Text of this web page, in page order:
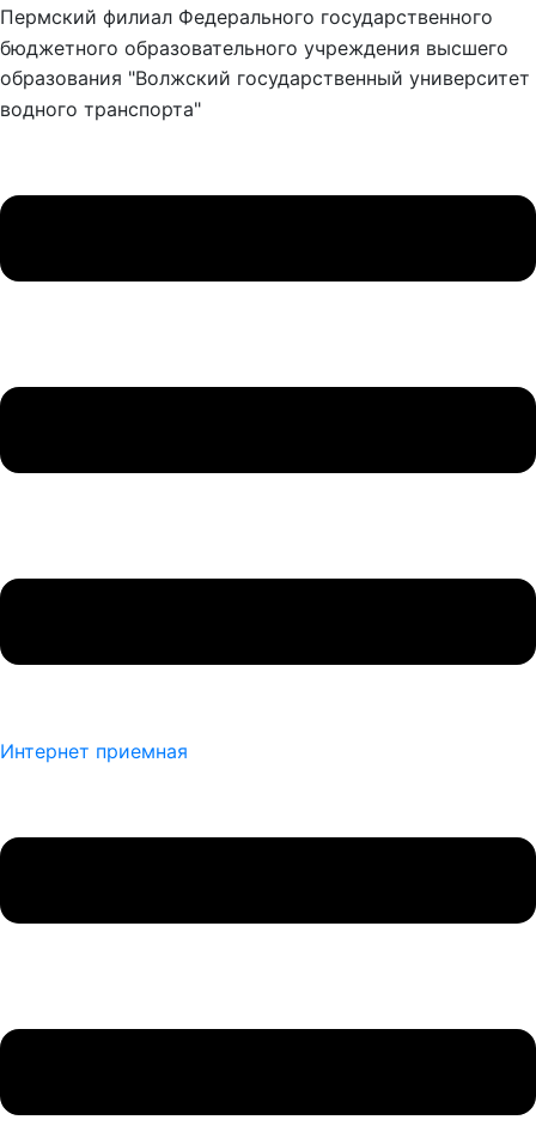
Пермский филиал Федерального государственного
бюджетного образовательного учреждения высшего
образования "Волжский государственный университет
водного транспорта"
Интернет приемная